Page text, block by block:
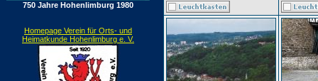
750 Jahre Hohenlimburg 1980
Homepage Verein für Orts- und
Heimatkunde Hohenlimburg e. V.